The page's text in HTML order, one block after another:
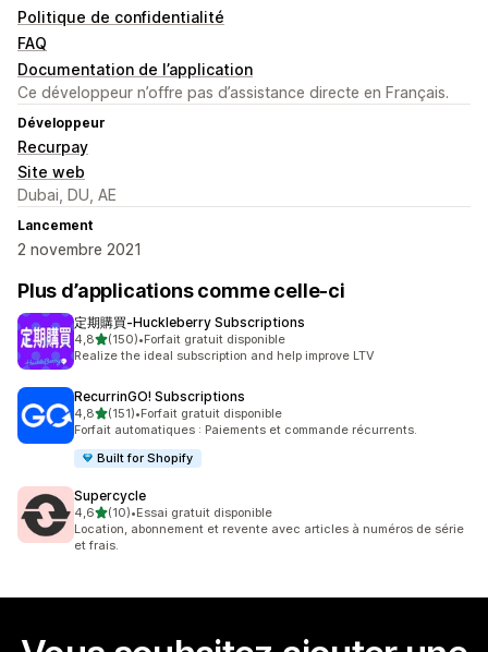
Politique de confidentialité
FAQ
Documentation de l’application
Ce développeur n’offre pas d’assistance directe en Français.
Développeur
Recurpay
Site web
Dubai, DU, AE
Lancement
2 novembre 2021
Plus d’applications comme celle-ci
定期購買‑Huckleberry Subscriptions
4,8étoile(s) sur 5
(150)
150 avis au total
•Forfait gratuit disponible
Realize the ideal subscription and help improve LTV
RecurrinGO! Subscriptions
4,8étoile(s) sur 5
(151)
151 avis au total
•Forfait gratuit disponible
Forfait automatiques : Paiements et commande récurrents.
Built for Shopify
Supercycle
4,6étoile(s) sur 5
(10)
10 avis au total
•Essai gratuit disponible
Location, abonnement et revente avec articles à numéros de série
et frais.